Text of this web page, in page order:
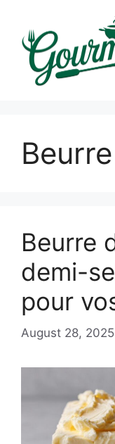
content
Beurre
demi-
pour
August 28, 2025